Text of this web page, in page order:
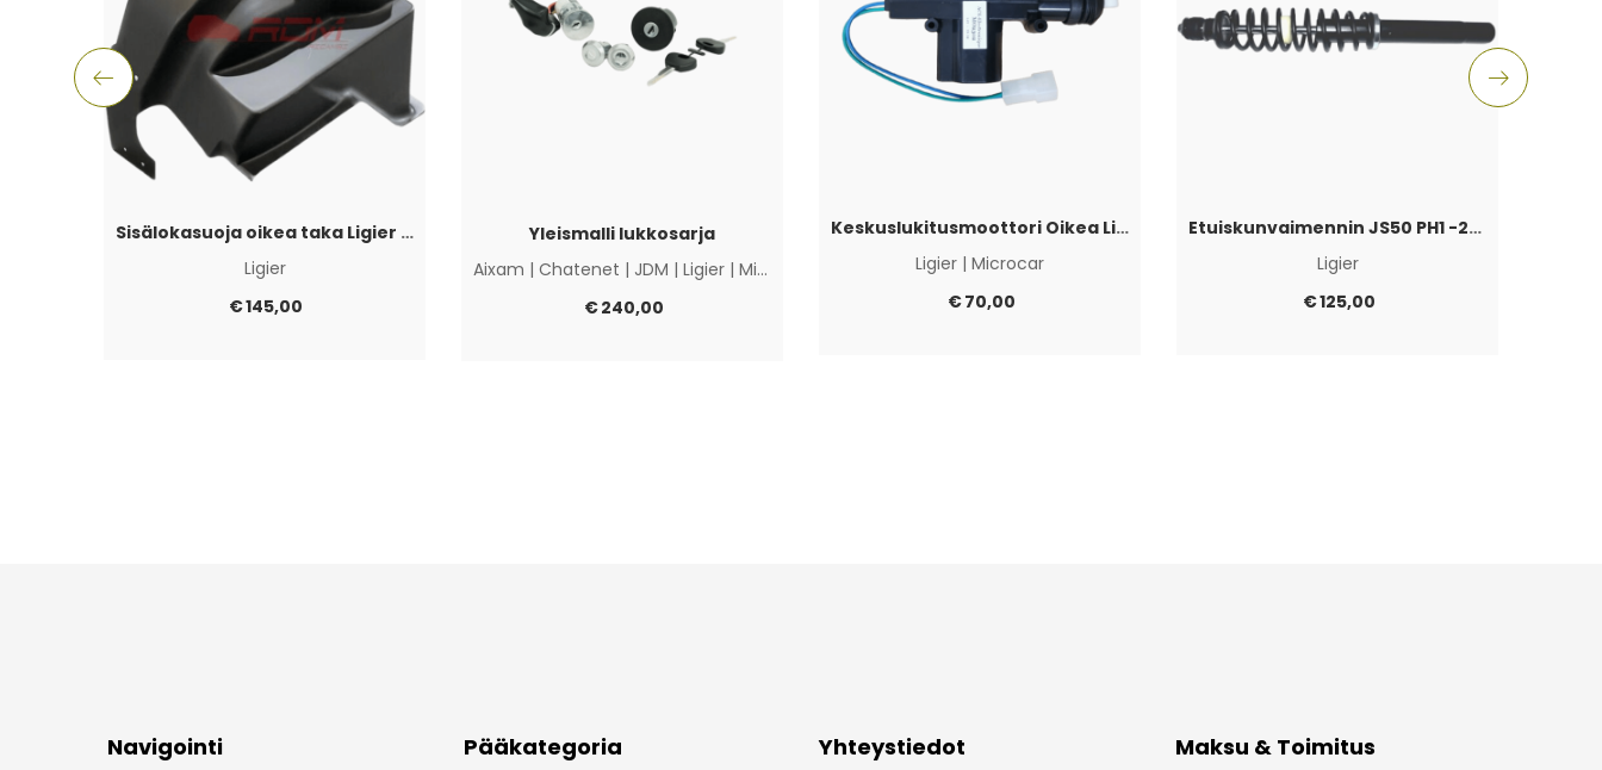
Sisälokasuoja oikea taka Ligier JS50 2017+
Ligier
€145,00
Yleismalli lukkosarja
Aixam | Chatenet | JDM | Ligier | Microcar
€240,00
Keskuslukitusmoottori Oikea Ligier/Microcar
Ligier | Microcar
€70,00
Etuiskunvaimennin JS50 PH1 -2017
Ligier
€125,00
Navigointi Pääkategoria Yhteystiedot Maksu & Toimitus